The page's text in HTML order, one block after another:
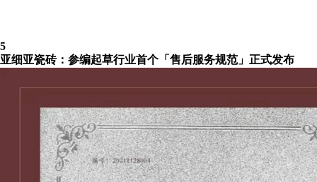
5
亚细亚瓷砖：参编起草行业首个「售后服务规范」正式发布